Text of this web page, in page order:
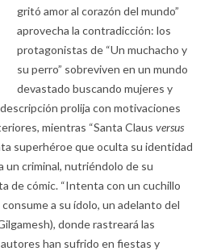
gritó amor al corazón del mundo”
aprovecha la contradicción: los
protagonistas de “Un muchacho y
su perro” sobreviven en un mundo
devastado buscando mujeres y
prolija con motivaciones
mientras “Santa Claus versus
superhéroe que oculta su identidad
un criminal, nutriéndolo de su
de cómic. “Intenta con un cuchillo
consume a su ídolo, un adelanto del
donde rastreará las
han sufrido en fiestas y